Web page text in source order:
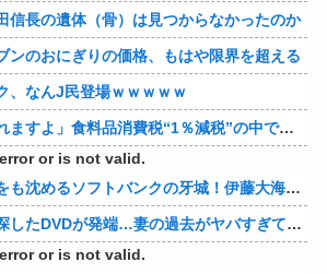
信長の遺体（骨）は見つからなかったのか
ンのおにぎりの価格、もはや限界を超える
、なんJ民登場ｗｗｗｗｗ
【社会】「飲食店潰れますよ」食料品消費税“1％減税”の中で上がる懸念 外食は10％で“9％”差に…一方で対象の弁当店でも悲痛な声「値下げできない…」
or is not valid.
【プロ野球】エースをも沈めるソフトバンクの牙城！伊藤大海の対ホークス防御率から見るパリーグの厳しさ
【絶望】娘のために探したDVDが発端…妻の過去がヤバすぎてメンタル崩壊ｗｗｗｗ 他
or is not valid.